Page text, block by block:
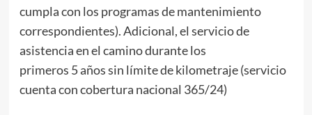
cumpla con los programas de mantenimiento
correspondientes). Adicional, el servicio de
asistencia en el camino durante los
primeros 5 años sin límite de kilometraje (servicio
cuenta con cobertura nacional 365/24)